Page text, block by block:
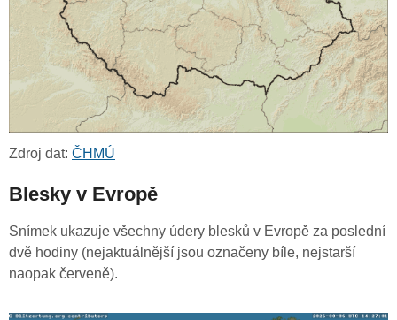
Zdroj dat: ČHMÚ
Blesky v Evropě
Snímek ukazuje všechny údery blesků v Evropě za poslední
dvě hodiny (nejaktuálnější jsou označeny bíle, nejstarší
naopak červeně).